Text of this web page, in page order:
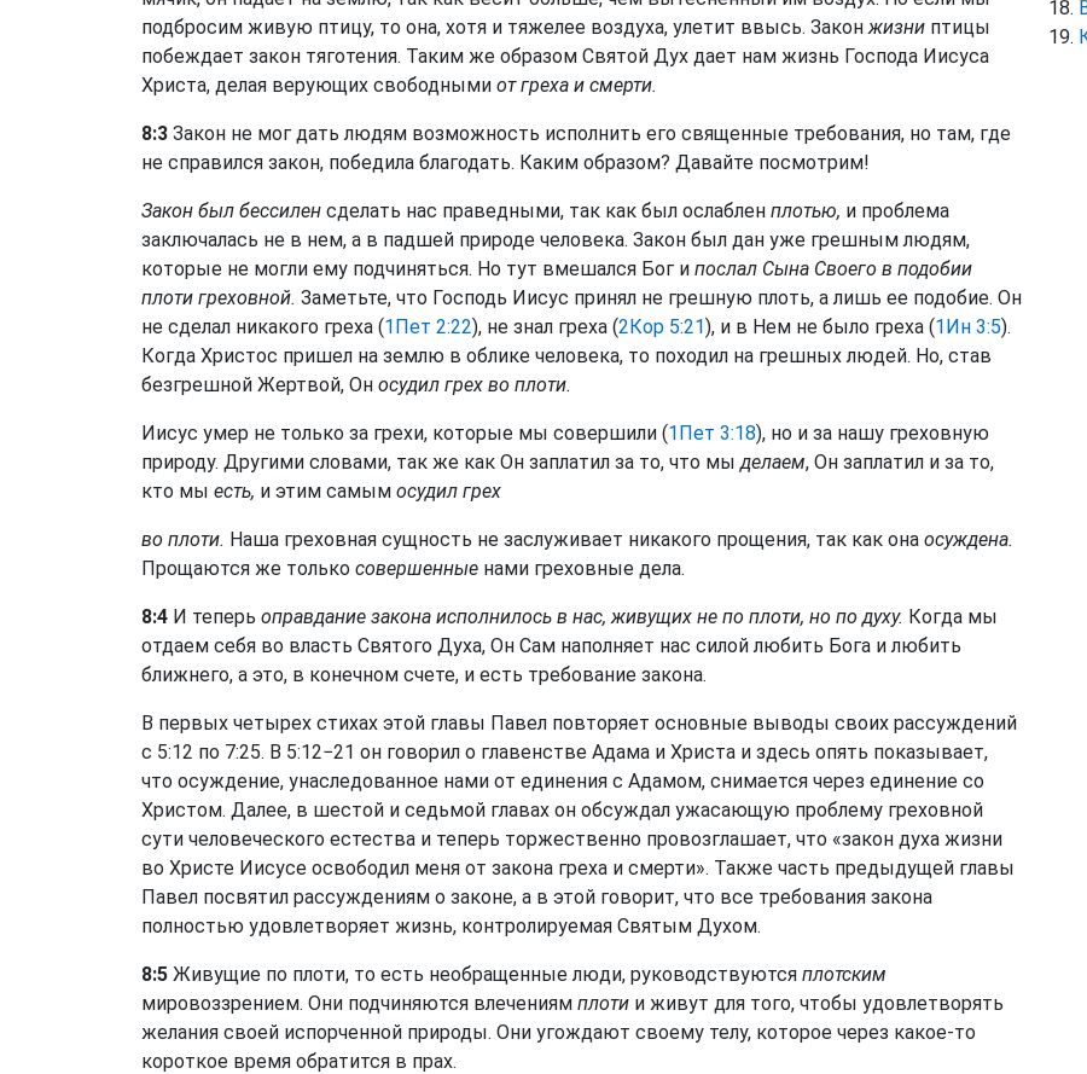
подбросим живую птицу, то она, хотя и тяжелее воздуха, улетит ввысь. Законжизни птицы
побеждает закон тяготения. Таким же образом Святой Дух дает нам жизнь Господа Иисуса
Христа, делая верующих свободными от греха и смерти.
8:3 Закон не мог дать людям возможность исполнить его священные требования, но там, где
не справился закон, победила благодать. Каким образом? Давайте посмотрим!
Закон был бессилен сделать нас праведными, так как был ослаблен плотью, и проблема
заключалась не в нем, а в падшей природе человека. Закон был дан уже грешным людям,
которые не могли ему подчиняться. Но тут вмешался Бог и послал Сына Своего в подобии
плоти греховной. Заметьте, что Господь Иисус принял не грешную плоть, а лишь ее подобие. Он
не сделал никакого греха (1Пет 2:22), не знал греха (2Кор 5:21), и в Нем не было греха (1Ин 3:5).
Когда Христос пришел на землю в облике человека, то походил на грешных людей. Но, став
безгрешной Жертвой, Он осудил грех во плоти.
Иисус умер не только за грехи, которые мы совершили (1Пет 3:18), но и за нашу греховную
природу. Другими словами, так же как Он заплатил за то, что мыделаем, Он заплатил и за то,
кто мы есть, и этим самым осудил грех
во плоти. Наша греховная сущность не заслуживает никакого прощения, так как она осуждена.
Прощаются же только совершенные нами греховные дела.
8:4 И теперь оправдание закона исполнилось в нас, живущих не по плоти, но по духу. Когда мы
отдаем себя во власть Святого Духа, Он Сам наполняет нас силой любить Бога и любить
ближнего, а это, в конечном счете, и есть требование закона.
В первых четырех стихах этой главы Павел повторяет основные выводы своих рассуждений
с 5:12 по 7:25. В 5:12−21 он говорил о главенстве Адама и Христа и здесь опять показывает,
что осуждение, унаследованное нами от единения с Адамом, снимается через единение со
Христом. Далее, в шестой и седьмой главах он обсуждал ужасающую проблему греховной
сути человеческого естества и теперь торжественно провозглашает, что «закон духа жизни
во Христе Иисусе освободил меня от закона греха и смерти». Также часть предыдущей главы
Павел посвятил рассуждениям о законе, а в этой говорит, что все требования закона
полностью удовлетворяет жизнь, контролируемая Святым Духом.
8:5 Живущие по плоти, то есть необращенные люди, руководствуются плотским
мировоззрением. Они подчиняются влечениям плоти и живут для того, чтобы удовлетворять
желания своей испорченной природы. Они угождают своему телу, которое через какое-то
короткое время обратится в прах.